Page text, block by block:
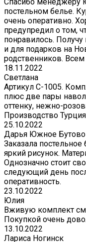
постельном белье.
очень оперативно.
предупредил о том,
понравилось.
и для подарков на
родственников.
18.11.2022
Светлана
Артикул С-1005.
плюс две пары
оттенку, нежно-
Производство
25.10.2022
Дарья Южное Бутово
Заказала
яркий рисунок.
Однозначно стоит
следующий день
оперативность.
23.10.2022
Юлия
Вживую комплект
Покупкой очень
13.10.2022
Лариса Ногинск